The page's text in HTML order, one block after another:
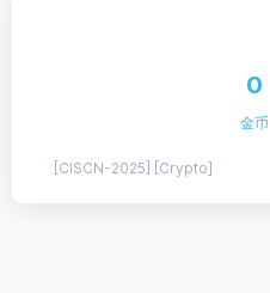
0
金币
[CISCN-2025] [Crypto]